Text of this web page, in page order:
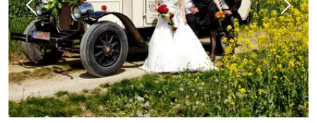
Zurück